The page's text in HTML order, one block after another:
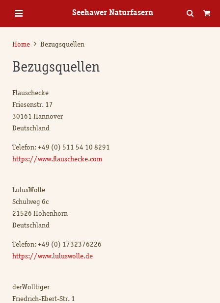
Seehawer Naturfasern
Home Bezugsquellen
Bezugsquellen
Flauschecke
Friesenstr. 17
30161 Hannover
Deutschland
Telefon: +49 (0) 511 54 10 8291
https://www.flauschecke.com
LulusWolle
Schulweg 6c
21526 Hohenhorn
Deutschland
Telefon: +49 (0) 1732376226
https://www.luluswolle.de
derWolltiger
Friedrich-Ebert-Str. 1